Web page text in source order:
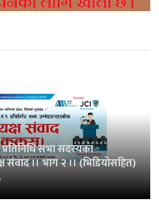
प्रतिनिधि सभा सदस्यका
संवाद ।। भाग २ ।। (भिडियोसहित)